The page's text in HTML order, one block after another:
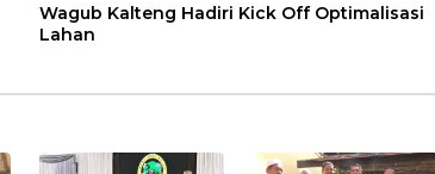
Wagub Kalteng Hadiri Kick Off Optimalisasi
Lahan